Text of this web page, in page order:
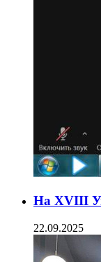
На XVIII
22.09.2025